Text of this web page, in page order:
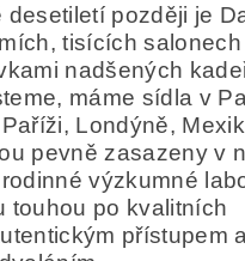
desetiletí později je
tisících salonech
nadšených
máme sídla v
Londýně,
pevně zasazeny v
výzkumné
touhou po kvalitních
přístupem a